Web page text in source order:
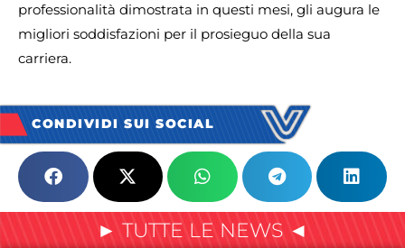
professionalità dimostrata in questi mesi, gli augura le
migliori soddisfazioni per il prosieguo della sua
carriera.
CONDIVIDI SUI SOCIAL
► TUTTE LE NEWS ◄